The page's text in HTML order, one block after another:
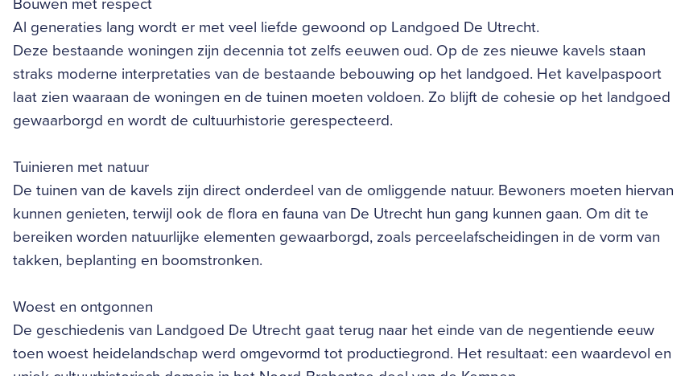
Bouwen met respect
Al generaties lang wordt er met veel liefde gewoond op Landgoed De Utrecht.
Deze bestaande woningen zijn decennia tot zelfs eeuwen oud. Op de zes nieuwe kavels staan
straks moderne interpretaties van de bestaande bebouwing op het landgoed. Het kavelpaspoort
laat zien waaraan de woningen en de tuinen moeten voldoen. Zo blijft de cohesie op het landgoed
gewaarborgd en wordt de cultuurhistorie gerespecteerd.
Tuinieren met natuur
De tuinen van de kavels zijn direct onderdeel van de omliggende natuur. Bewoners moeten hiervan
kunnen genieten, terwijl ook de flora en fauna van De Utrecht hun gang kunnen gaan. Om dit te
bereiken worden natuurlijke elementen gewaarborgd, zoals perceelafscheidingen in de vorm van
takken, beplanting en boomstronken.
Woest en ontgonnen
De geschiedenis van Landgoed De Utrecht gaat terug naar het einde van de negentiende eeuw
toen woest heidelandschap werd omgevormd tot productiegrond. Het resultaat: een waardevol en